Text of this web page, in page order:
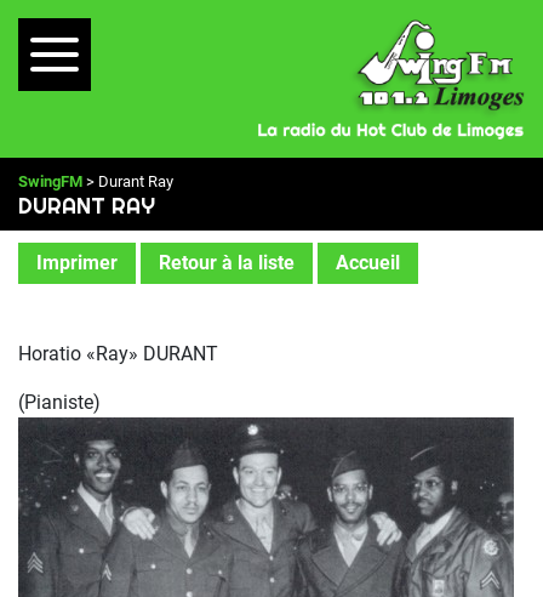
SwingFM > Durant Ray
DURANT RAY
Imprimer Retour à la liste Accueil
Horatio «Ray» DURANT
(Pianiste)